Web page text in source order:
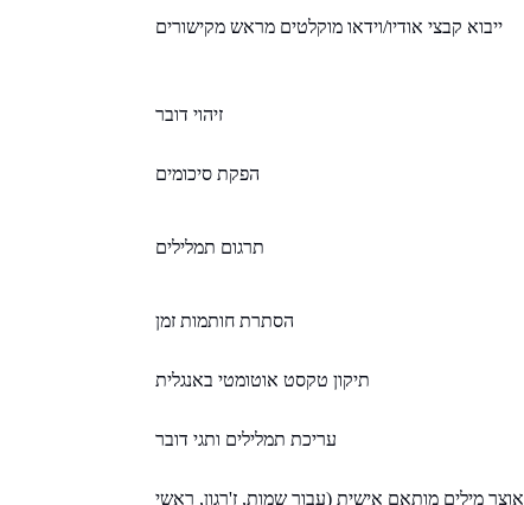
ייבוא קבצי אודיו/וידאו מוקלטים מראש מקישורים
זיהוי דובר
הפקת סיכומים
תרגום תמלילים
הסתרת חותמות זמן
תיקון טקסט אוטומטי באנגלית
עריכת תמלילים ותגי דובר
אוצר מילים מותאם אישית (עבור שמות, ז'רגון, ראשי